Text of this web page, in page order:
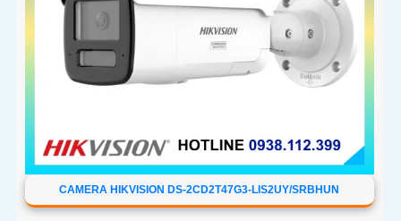
CAMERA HIKVISION DS-2CD2T47G3-LIS2UY/SRBHUN